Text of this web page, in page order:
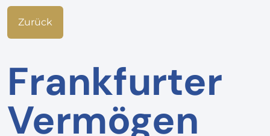
Zurück
Frankfurter
Vermögen